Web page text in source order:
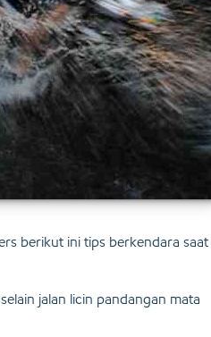
berikut ini tips berkendara saat
jalan licin pandangan mata